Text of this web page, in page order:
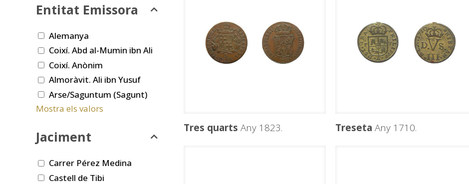
Tres quarts Any 1823. Treseta Any 1710.
Entitat Emissora
Alemanya
Coixí. Abd al-Mumin ibn Ali
Coixí. Anònim
Almoràvit. Ali ibn Yusuf
Arse/Saguntum (Sagunt)
Mostra els valors
Jaciment
Carrer Pérez Medina
Castell de Tibi